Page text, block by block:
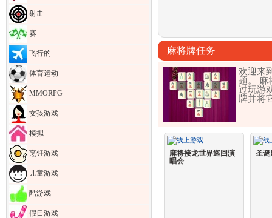
射击
赛
飞行的
体育运动
MMORPG
女孩游戏
模拟
烹饪游戏
儿童游戏
酷游戏
假日游戏
麻将牌任务
欢迎来
题。 麻
过玩游
牌并将
麻将接龙世界巡回演
唱会
圣诞